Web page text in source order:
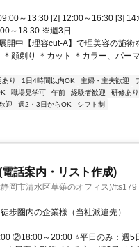
～13:30 [2] 12:00～16:30 [3]
～18:30 ※週3日...
開中【理容cut-A】で理美容の施術
＊顔剃り ＊カット ＊カラー、パー
り 1日4時間以内OK 主婦・主夫歓迎
職場見学可 午前 経験者歓迎 研修あり
迎 週2・3日からOK シフト制
話案内・リスト作成)
岡市清水区草薙のオフィス)/fts179
歩圏内の企業様（当社派遣先）
②18:00～20:00 ⭐平日のみ：週5